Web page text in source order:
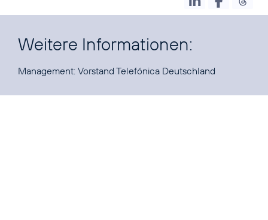
Weitere Informationen:
Management: Vorstand Telefónica Deutschland